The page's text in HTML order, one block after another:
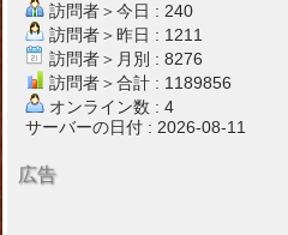
訪問者＞今日 : 240
訪問者＞昨日 : 1211
訪問者＞月別 : 8276
訪問者＞合計 : 1189856
オンライン数 : 4
サーバーの日付 : 2026-08-11
広告